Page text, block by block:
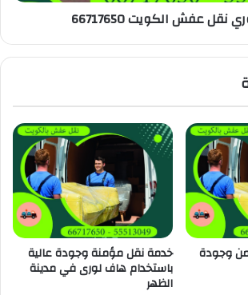
عفش الكويت 66717650
وجودة خدمة نقل مؤمنة وجودة عالية
باستخدام هاف لورى في مدينة
الظهر